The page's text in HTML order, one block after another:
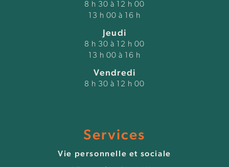
8 h 30 à 12 h 00
13 h 00 à 16 h
Jeudi
8 h 30 à 12 h 00
13 h 00 à 16 h
Vendredi
8 h 30 à 12 h 00
Services
Vie personnelle et sociale